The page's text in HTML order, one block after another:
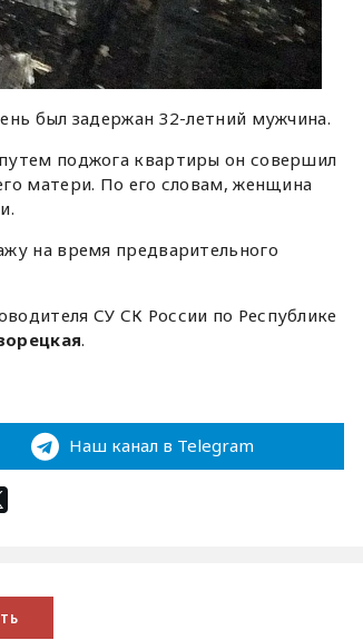
был задержан 32-летний мужчина.
поджога квартиры он совершил
матери. По его словам, женщина
на время предварительного
СУ СК России по Республике
.
Наш канал в Telegram